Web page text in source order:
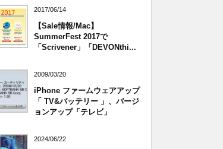
2017/06/14
【Sale情報/Mac】
SummerFest 2017で
「Scrivener」「DEVONthi...
2009/03/20
iPhone ファームウェアアップ
「 TV&バッテリー 」、バージ
ョンアップ「テレビ」
2024/06/22